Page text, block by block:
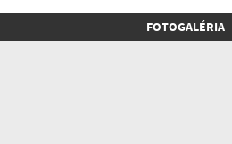
FOTOGALÉRIA